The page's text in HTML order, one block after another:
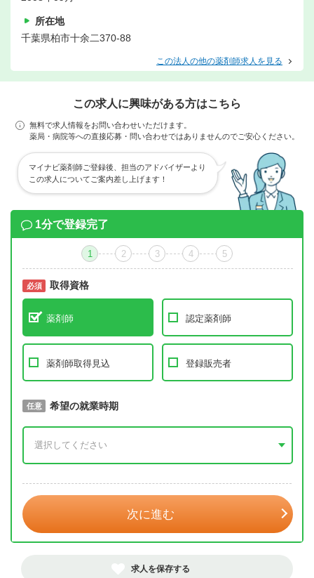
所在地
千葉県柏市十余二370-88
この法人の他の薬剤師求人を見る
この求人に興味がある方はこちら
無料で求人情報をお問い合わせいただけます。
薬局・病院等への直接応募・問い合わせではありませんのでご安心ください。
マイナビ薬剤師ご登録後、担当のアドバイザーより
この求人についてご案内差し上げます！
1分で登録完了
1 2 3 4 5
必須 取得資格
薬剤師 認定薬剤師
薬剤師取得見込 登録販売者
必須 取得予定年
任意 希望の就業時期
次に進む
求人を保存する